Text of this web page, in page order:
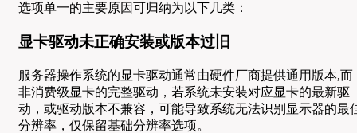
选项单一的主要原因可归纳为以下几类：
显卡驱动未正确安装或版本过旧
服务器操作系统的显卡驱动通常由硬件厂商提供通用版本,而
非消费级显卡的完整驱动，若系统未安装对应显卡的最新驱
动，或驱动版本不兼容，可能导致系统无法识别显示器的最
分辨率，仅保留基础分辨率选项。